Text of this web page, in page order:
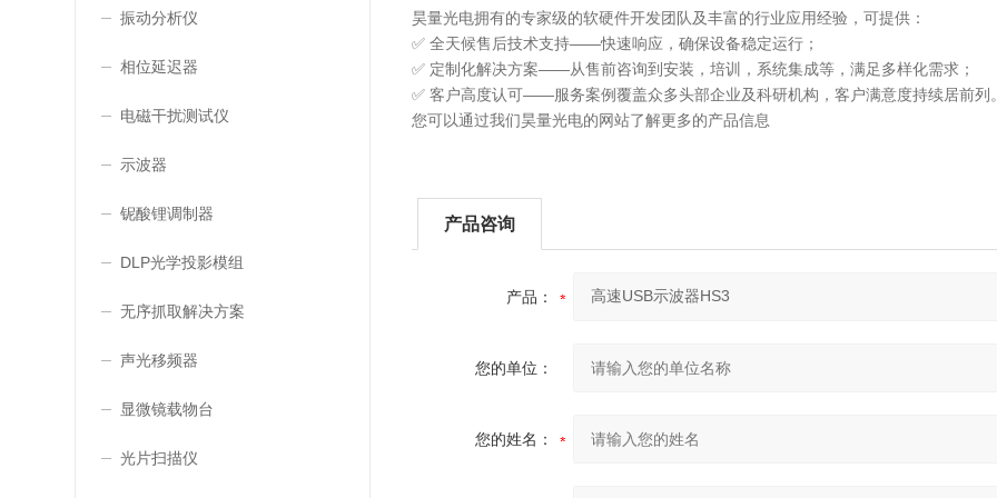
振动分析仪
相位延迟器
电磁干扰测试仪
示波器
铌酸锂调制器
DLP光学投影模组
无序抓取解决方案
声光移频器
显微镜载物台
光片扫描仪
昊量光电拥有的专家级的软硬件开发团队及丰富的行业应用经验，可提供：
✅ 全天候售后技术支持——快速响应，确保设备稳定运行；
✅ 定制化解决方案——从售前咨询到安装，培训，系统集成等，满足多样化需求；
✅ 客户高度认可——服务案例覆盖众多头部企业及科研机构，客户满意度持续居前列
您可以通过我们昊量光电的网站了解更多的产品信息
产品咨询
产品：
您的单位：
您的姓名：